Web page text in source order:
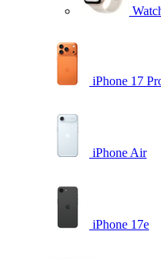
iPhone 17
iPhone Air
iPhone 17e